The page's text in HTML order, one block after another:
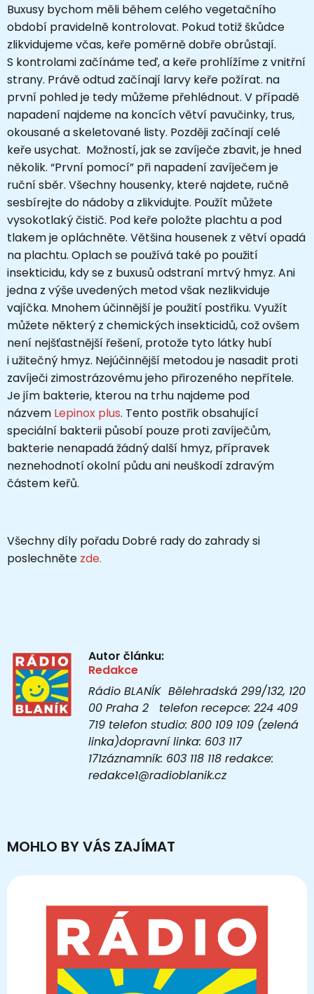
Buxusy bychom měli během celého vegetačního
období pravidelně kontrolovat. Pokud totiž škůdce
zlikvidujeme včas, keře poměrně dobře obrůstají.
S kontrolami začínáme teď, a keře prohlížíme z vnitřní
strany. Právě odtud začínají larvy keře požírat. na
první pohled je tedy můžeme přehlédnout. V případě
napadení najdeme na koncích větví pavučinky, trus,
okousané a skeletované listy. Později začínají celé
keře usychat. Možností, jak se zavíječe zbavit, je hned
několik. “První pomocí” při napadení zavíječem je
ruční sběr. Všechny housenky, které najdete, ručně
sesbírejte do nádoby a zlikvidujte. Použít můžete
vysokotlaký čistič. Pod keře položte plachtu a pod
tlakem je opláchněte. Většina housenek z větví opadá
na plachtu. Oplach se používá také po použití
insekticidu, kdy se z buxusů odstraní mrtvý hmyz. Ani
jedna z výše uvedených metod však nezlikviduje
vajíčka. Mnohem účinnější je použití postřiku. Využít
můžete některý z chemických insekticidů, což ovšem
není nejšťastnější řešení, protože tyto látky hubí
i užitečný hmyz. Nejúčinnější metodou je nasadit proti
zavíječi zimostrázovému jeho přirozeného nepřítele.
Je jím bakterie, kterou na trhu najdeme pod
názvem Lepinox plus. Tento postřik obsahující
speciální bakterii působí pouze proti zavíječům,
bakterie nenapadá žádný další hmyz, přípravek
neznehodnotí okolní půdu ani neuškodí zdravým
částem keřů.
Všechny díly pořadu Dobré rady do zahrady si
poslechněte zde.
Autor článku:
Redakce
Rádio BLANÍK Bělehradská 299/132, 120
00 Praha 2 telefon recepce: 224 409
719 telefon studio: 800 109 109 (zelená
linka)dopravní linka: 603 117
171záznamník: 603 118 118 redakce:
redakce1@radioblanik.cz
MOHLO BY VÁS ZAJÍMAT